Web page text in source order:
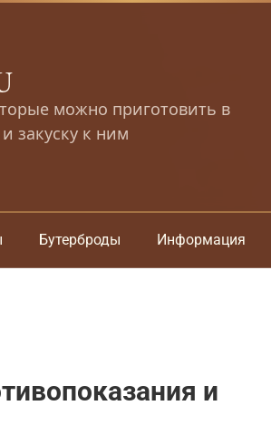
можно приготовить в
закуску к ним
Бутерброды Информация
и